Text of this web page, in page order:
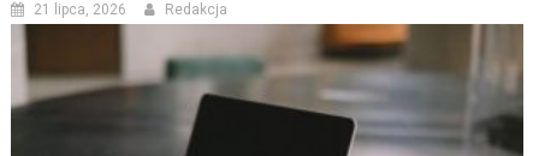
21 lipca, 2026 Redakcja